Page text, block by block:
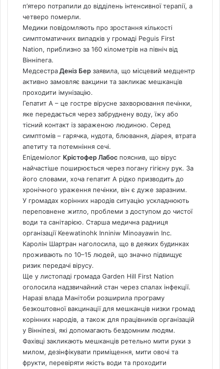
п’ятеро потрапили до відділень інтенсивної терапії, а
четверо померли.
Медики повідомляють про зростання кількості
симптоматичних випадків у громаді Peguis First
Nation, приблизно за 160 кілометрів на північ від
Вінніпега.
МедсестраДеніз Бер заявила, що місцевий медцентр
активно замовляє вакцини та закликає мешканців
проходити імунізацію.
Гепатит А – це гостре вірусне захворювання печінки,
яке передається через забруднену воду, їжу або
тісний контакт із зараженою людиною. Серед
симптомів – гарячка, нудота, блювання, діарея, втрата
апетиту та потемніння сечі.
Епідеміолог Крістофер Лабос пояснив, що вірус
найчастіше поширюється через погану гігієну рук. За
його словами, хоча гепатит А рідко призводить до
хронічного ураження печінки, він є дуже заразним.
У громадах корінних народів ситуацію ускладнюють
переповнене житло, проблеми з доступом до чистої
води та санітарією. Старша медична радниця
організації Keewatinohk Inniniw Minoayawin Inc.
Каролін Шартран наголосила, що в деяких будинках
проживають по 10–15 людей, що значно підвищує
ризик передачі вірусу.
Ще у листопаді громада Garden Hill First Nation
оголосила надзвичайний стан через спалах інфекції.
Наразі влада Манітоби розширила програму
безкоштовної вакцинації для мешканців низки громад
корінних народів, а також для працівників організацій
у Вінніпезі, які допомагають бездомним людям.
Фахівці закликають мешканців ретельно мити руки з
милом, дезінфікувати приміщення, мити овочі та
фрукти, перевіряти якість води та проходити